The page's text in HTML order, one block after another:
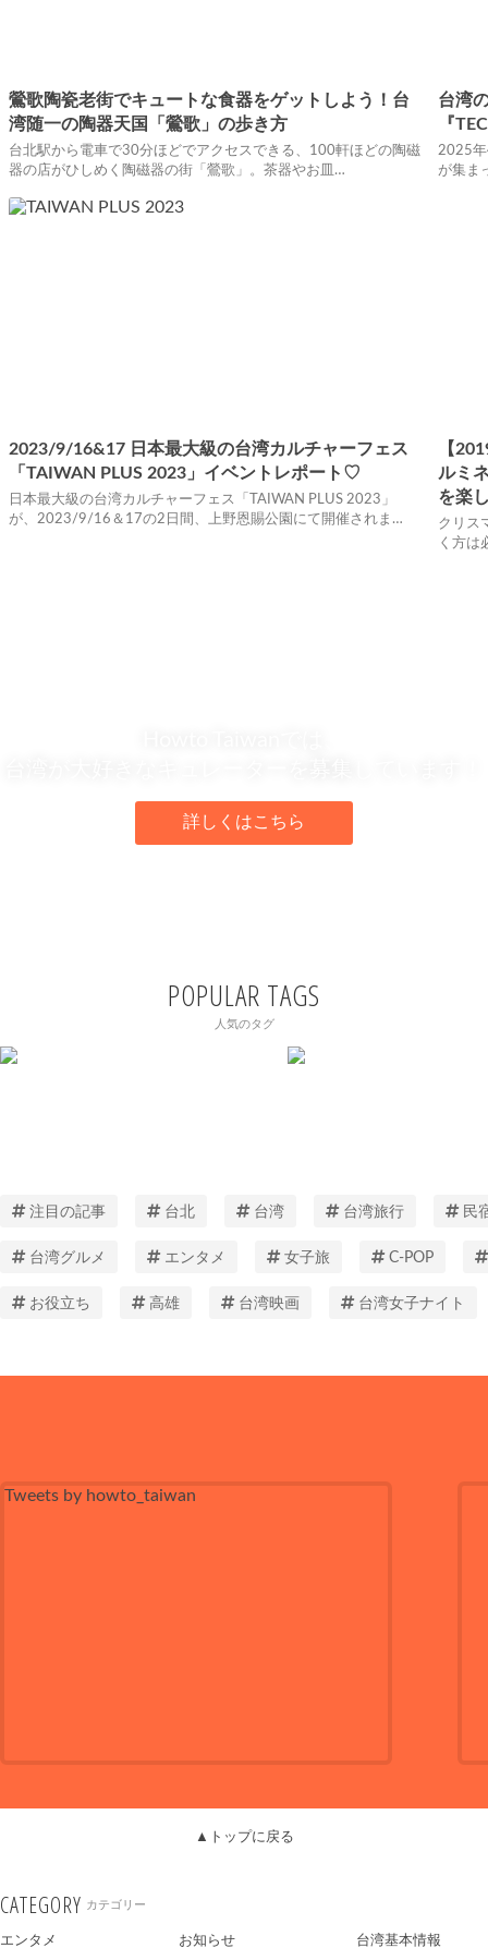
鶯歌陶瓷老街でキュートな食器をゲットしよう！台
湾随一の陶器天国「鶯歌」の歩き方
台北駅から電車で30分ほどでアクセスできる、100軒ほどの陶磁
器の店がひしめく陶磁器の街「鶯歌」。茶器やお皿…
台湾
『
2025年
が集ま
2023/9/16&17 日本最大級の台湾カルチャーフェス
「TAIWAN PLUS 2023」イベントレポート♡
日本最大級の台湾カルチャーフェス「TAIWAN PLUS 2023」
が、2023/9/16＆17の2日間、上野恩賜公園にて開催されま…
【
ルミ
を楽
クリス
く方は
詳しくはこちら
POPULAR TAGS
人気のタグ
注目の記事 台北 台湾 台湾旅行 民
台湾グルメ エンタメ 女子旅 C-POP
お役立ち 高雄 台湾映画 台湾女子ナイト
Tweets by howto_taiwan
▲トップに戻る
CATEGORY カテゴリー
エンタメ お知らせ 台湾基本情報